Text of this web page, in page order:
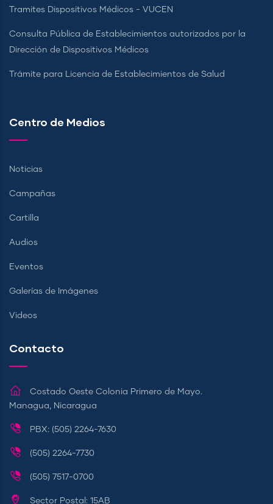
Tramites Dispositivos Médicos - VUCEN
Consulta Pública de Establecimientos autorizados por la
Dirección de Dispositivos Médicos
Trámite para Licencia de Establecimientos de Salud
Centro de Medios
Noticias
Campañas
Cartilla
Audios
Eventos
Galerías de Imágenes
Videos
Contacto
Costado Oeste Colonia Primero de Mayo.
Managua, Nicaragua
PBX: (505) 2264-7630
(505) 2264-7730
(505) 7517-0700
Sector Postal: 15AB